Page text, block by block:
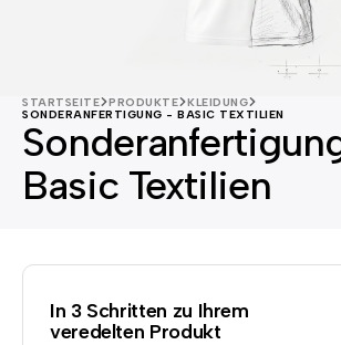
STARTSEITE PRODUKTE
KLEIDUNG
SONDERANFERTIGUNG - BASIC TEXTILIEN
Basic Textilien
In 3 Schritten zu Ihrem
veredelten Produkt